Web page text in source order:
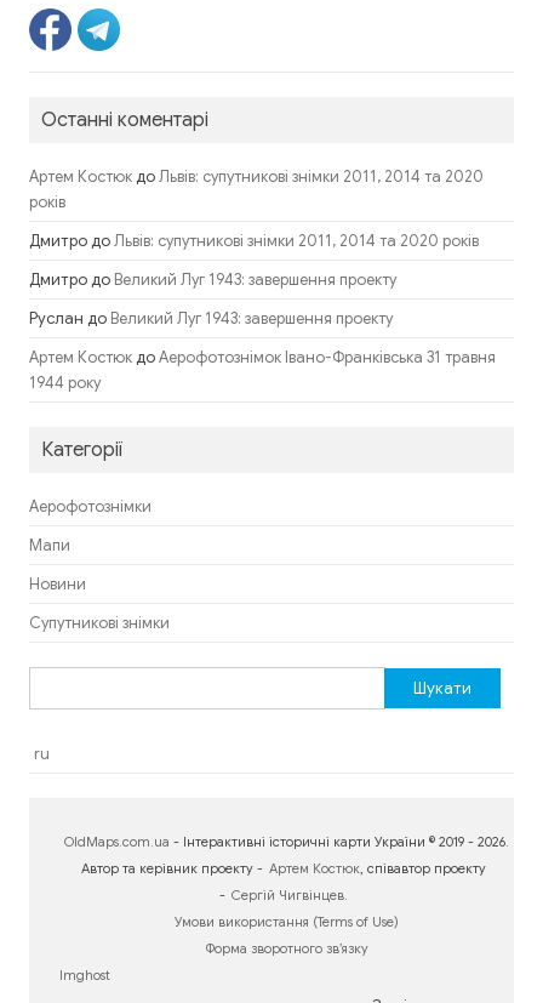
Останні коментарі
Артем КостюкдоЛьвів: супутникові знімки 2011, 2014 та 2020
років
ДмитродоЛьвів: супутникові знімки 2011, 2014 та 2020 років
Дмитродо Великий Луг 1943: завершення проекту
Руслан до Великий Луг 1943: завершення проекту
Артем КостюкдоАерофотознімок Івано-Франківська 31 травня
1944 року
Категорії
Аерофотознімки
Мапи
Новини
Супутникові знімки
ru
OldMaps.com.ua - Інтерактивні історичні карти України © 2019 - 2026.
Автор та керівник проекту - Артем Костюк , співавтор проекту
- Сергій Чигвінцев
Умови використання (Terms of Use)
Форма зворотного зв’язку
Imghost